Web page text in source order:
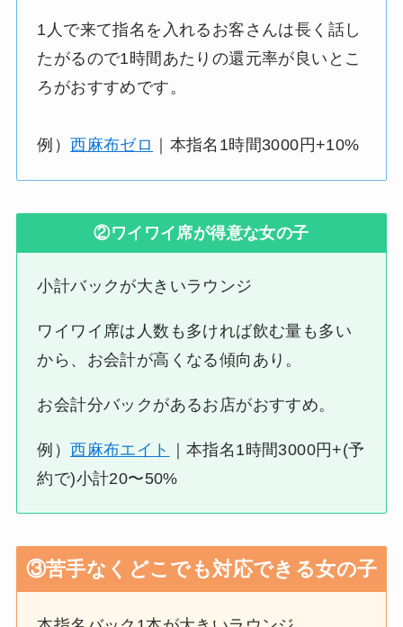
1人で来て指名を入れるお客さんは長く話し
たがるので1時間あたりの還元率が良いとこ
ろがおすすめです。
例）西麻布ゼロ ｜本指名1時間3000円+10%
②ワイワイ席が得意な女の子
小計バックが大きいラウンジ
ワイワイ席は人数も多ければ飲む量も多い
から、お会計が高くなる傾向あり。
お会計分バックがあるお店がおすすめ。
例）西麻布エイト
｜本指名1時間3000円+(予
約で)小計20〜50%
③苦手なくどこでも対応できる女の子